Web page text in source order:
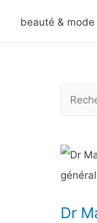
beauté &
h
e
c
Dr